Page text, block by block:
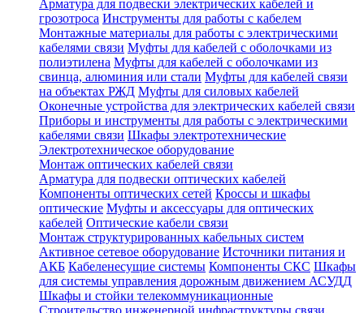
Арматура для подвески электрических кабелей и
грозотроса Инструменты для работы с кабелем
Монтажные материалы для работы с электрическими
кабелями связи Муфты для кабелей с оболочками из
полиэтилена Муфты для кабелей с оболочками из
свинца, алюминия или стали Муфты для кабелей связи
на объектах РЖД Муфты для силовых кабелей
Оконечные устройства для электрических кабелей связи
Приборы и инструменты для работы с электрическими
кабелями связи Шкафы электротехнические
Электротехническое оборудование
Монтаж оптических кабелей связи
Арматура для подвески оптических кабелей
Компоненты оптических сетей Кроссы и шкафы
оптические Муфты и аксессуары для оптических
кабелей Оптические кабели связи
Монтаж структурированных кабельных систем
Активное сетевое оборудование Источники питания и
АКБ Кабеленесущие системы Компоненты СКС Шкафы
для системы управления дорожным движением АСУДД
Шкафы и стойки телекоммуникационные
Строительство инженерной инфраструктуры связи,